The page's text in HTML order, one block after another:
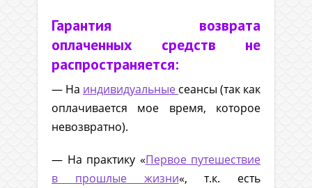
Гарантия возврата
оплаченных средств не
распространяется:
— На индивидуальные сеансы (так как
оплачивается мое время, которое
невозвратно).
— На практику «Первое путешествие
в прошлые жизни«, т.к. есть